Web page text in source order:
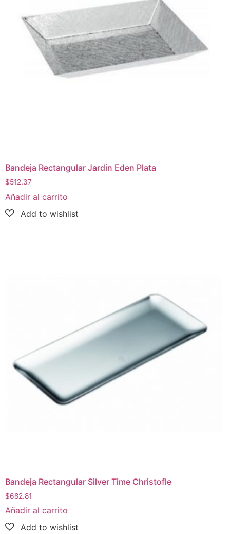
Bandeja Rectangular Jardin Eden Plata
$512.37
Añadir al carrito
Bandeja Rectangular Silver Time Christofle
$682.81
Añadir al carrito